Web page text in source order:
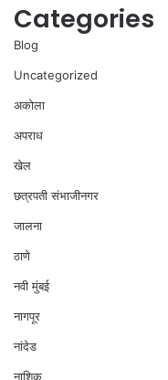
Categories
Blog
Uncategorized
अकोला
अपराध
खेल
छत्रपती संभाजीनगर
जालना
ठाणे
नवी मुंबई
नागपूर
नांदेड
नाशिक